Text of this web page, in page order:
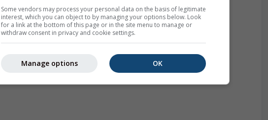
Some vendors may process your personal data on the basis of legitimate
interest, which you can object to by managing your options below. Look
for a link at the bottom of this page or in the site menu to manage or
withdraw consent in privacy and cookie settings.
OK
Manage options